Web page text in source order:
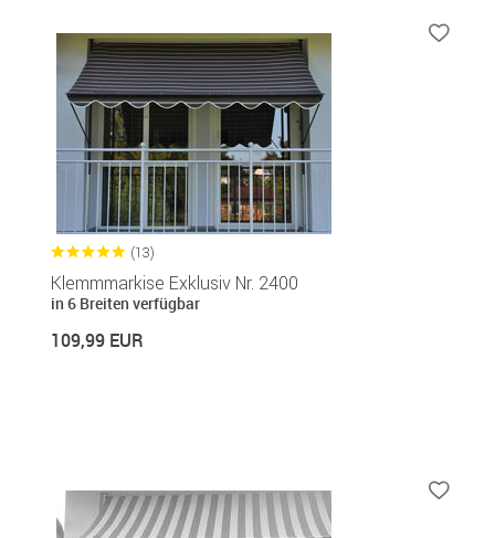
(13)
Klemmmarkise Exklusiv Nr. 2400
in 6 Breiten verfügbar
109,99 EUR